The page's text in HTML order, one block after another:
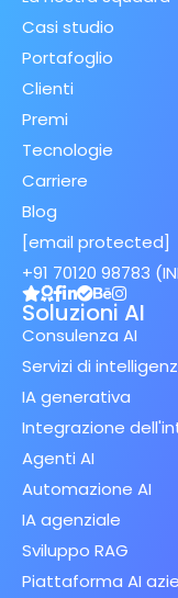
Casi studio
Portafoglio
Clienti
Premi
Tecnologie
Carriere
Blog
[email protected]
+91 70120 98783
Soluzioni AI
Consulenza AI
Servizi di
IA generativa
Integrazione
Agenti AI
Automazione AI
IA agenziale
Sviluppo RAG
Piattaforma AI